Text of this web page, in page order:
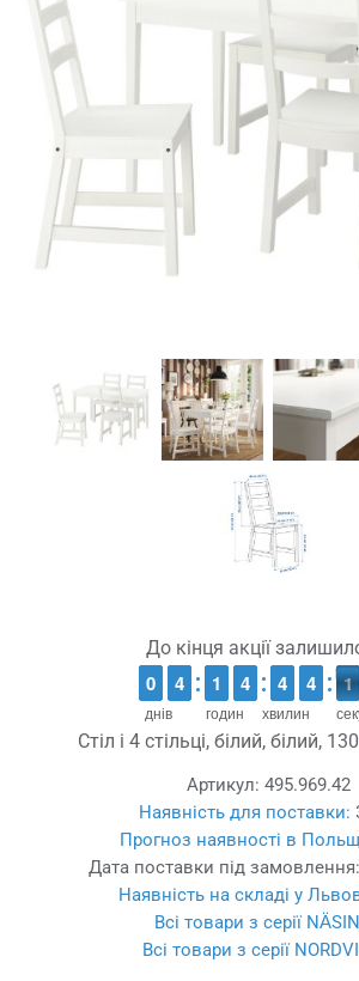
До кінця акції
днів
9
9
0
0 3
3
4
4
годин
1
1
1
1 3
3
4
4
хвилин
3
3
4
4 3
3
4
4 1
0
0
Стіл і 4 стільці, білий, білий,
Артикул: 495.969.42
Наявність для поставки:
Прогноз наявності в
Дата поставки під замовлення:
Наявність на складі у
Всі товари з серії
Всі товари з серії